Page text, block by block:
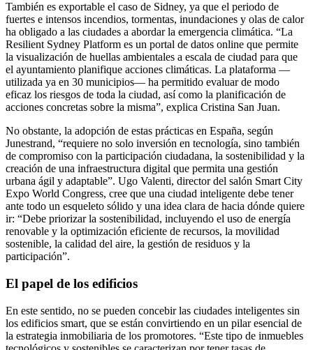
También es exportable el caso de Sidney, ya que el periodo de
fuertes e intensos incendios, tormentas, inundaciones y olas de calor
ha obligado a las ciudades a abordar la emergencia climática. “La
Resilient Sydney Platform es un portal de datos online que permite
la visualización de huellas ambientales a escala de ciudad para que
el ayuntamiento planifique acciones climáticas. La plataforma —
utilizada ya en 30 municipios— ha permitido evaluar de modo
eficaz los riesgos de toda la ciudad, así como la planificación de
acciones concretas sobre la misma”, explica Cristina San Juan.
No obstante, la adopción de estas prácticas en España, según
Junestrand, “requiere no solo inversión en tecnología, sino también
de compromiso con la participación ciudadana, la sostenibilidad y la
creación de una infraestructura digital que permita una gestión
urbana ágil y adaptable”. Ugo Valenti, director del salón Smart City
Expo World Congress, cree que una ciudad inteligente debe tener
ante todo un esqueleto sólido y una idea clara de hacia dónde quiere
ir: “Debe priorizar la sostenibilidad, incluyendo el uso de energía
renovable y la optimización eficiente de recursos, la movilidad
sostenible, la calidad del aire, la gestión de residuos y la
participación”.
El papel de los edificios
En este sentido, no se pueden concebir las ciudades inteligentes sin
los edificios smart, que se están convirtiendo en un pilar esencial de
la estrategia inmobiliaria de los promotores. “Este tipo de inmuebles